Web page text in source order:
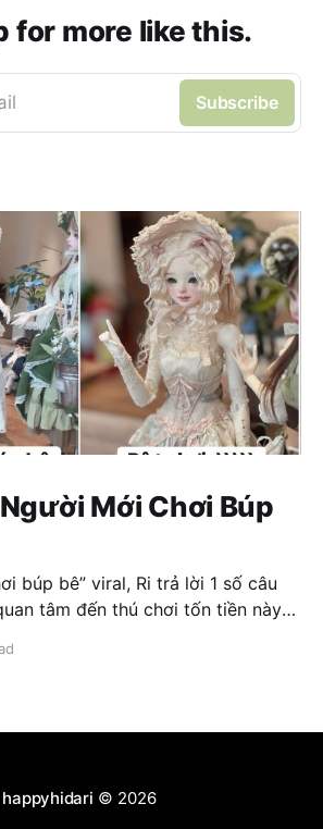
for more like this.
Subscribe
Mới Chơi Búp
búp bê” viral, Ri trả lời 1 số câu
tâm đến thú chơi tốn tiền này
happyhidari © 2026